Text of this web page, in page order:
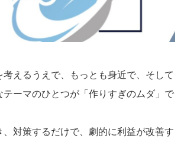
えるうえで、もっとも身近で、そして
テーマのひとつが「作りすぎのムダ」で
、対策するだけで、劇的に利益が改善す